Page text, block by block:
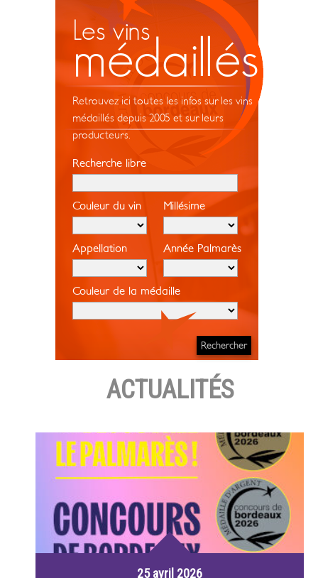
Les vins
médaillés
Retrouvez ici toutes les infos sur les vins
médaillés depuis 2005 et sur leurs
producteurs.
Recherche libre
Couleur du vin Millésime
Appellation Année Palmarès
Couleur de la médaille
ACTUALITÉS
25 avril 2026